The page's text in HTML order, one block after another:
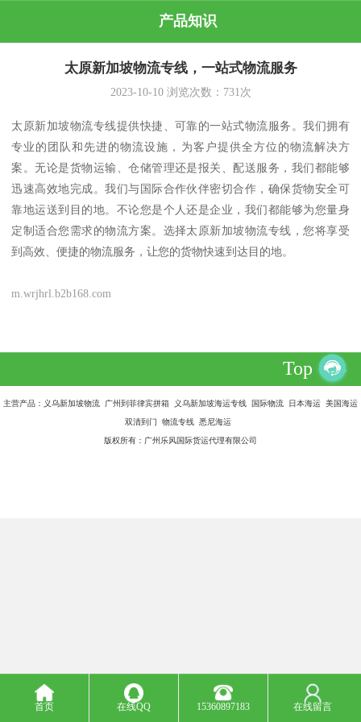
产品知识
太原新加坡物流专线，一站式物流服务
2023-10-10浏览次数： 731次
太原新加坡物流专线提供快捷、可靠的一站式物流服务。我们拥有
专业的团队和先进的物流设施，为客户提供全方位的物流解决方
案。无论是货物运输、仓储管理还是报关、配送服务，我们都能够
迅速高效地完成。我们与国际合作伙伴密切合作，确保货物安全可
靠地运送到目的地。不论您是个人还是企业，我们都能够为您量身
定制适合您需求的物流方案。选择太原新加坡物流专线，您将享受
到高效、便捷的物流服务，让您的货物快速到达目的地。
m.wrjhrl.b2b168.com
Top
主营产品：义乌新加坡物流 广州到菲律宾拼箱 义乌新加坡海运专线 国际物流 日本海运 美国海运
双清到门 物流专线 悉尼海运
版权所有：广州乐风国际货运代理有限公司
首页 在线QQ 15360897183 在线留言